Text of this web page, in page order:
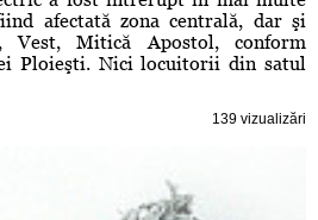
afectată zona centrală, dar şi
Vest, Mitică Apostol, conform
Ploieşti. Nici locuitorii din satul
139 vizualizări